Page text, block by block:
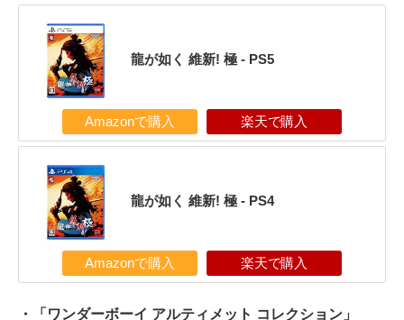
龍が如く 維新! 極 - PS5
Amazonで購入 楽天で購入
龍が如く 維新! 極 - PS4
Amazonで購入 楽天で購入
・「ワンダーボーイ アルティメット コレクション」